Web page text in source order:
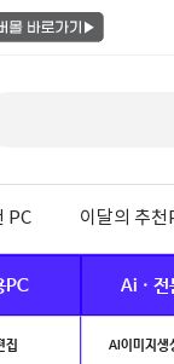
PC 이달의 추천
PC Ai · 전
집 AI이미지생